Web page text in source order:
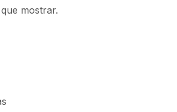
mostrar.